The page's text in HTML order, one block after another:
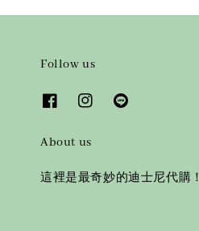
Follow us
About us
這裡是最奇妙的迪士尼代購！